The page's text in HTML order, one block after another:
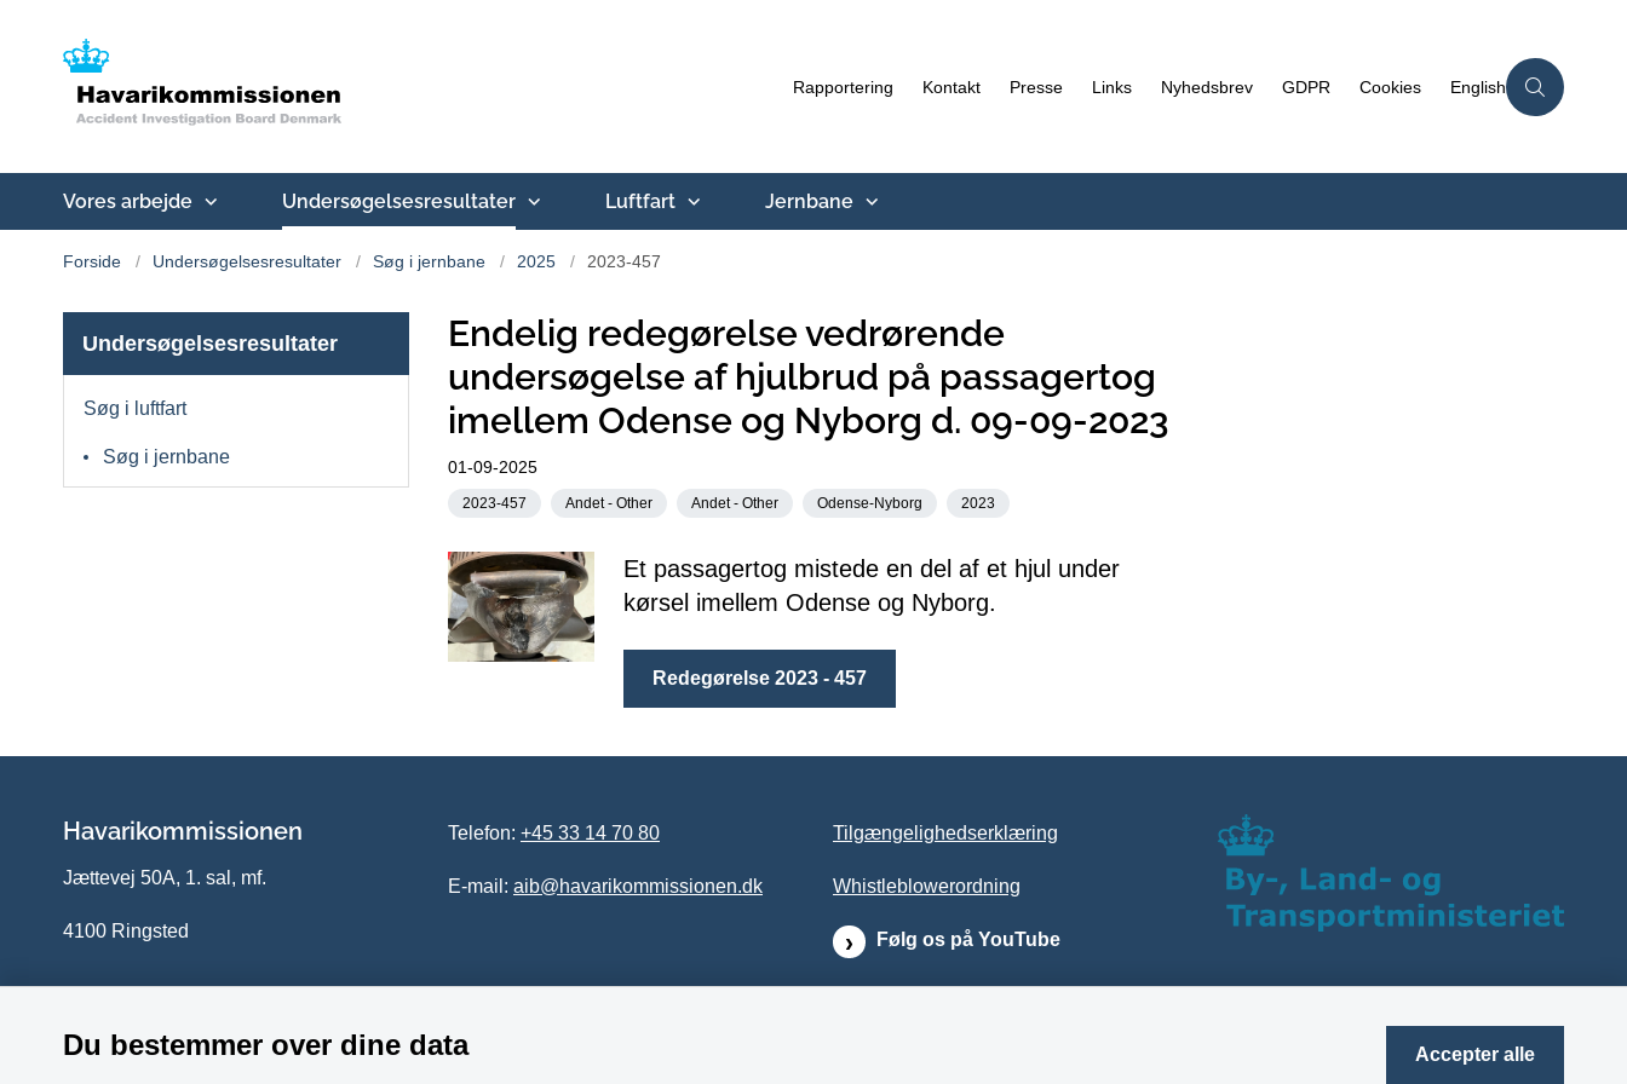
Rapportering Kontakt Presse Links Nyhedsbrev GDPR Cookies English
Vores arbejde Undersøgelsesresultater Luftfart Jernbane
Forside Undersøgelsesresultater Søg i jernbane 2025 2023-457
Undersøgelsesresultater
Søg i luftfart
Søg i jernbane
Endelig redegørelse vedrørende
undersøgelse af hjulbrud på passagertog
imellem Odense og Nyborg d. 09-09-2023
01-09-2025
2023-457 Andet - Other Andet - Other Odense-Nyborg 2023
Et passagertog mistede en del af et hjul under
kørsel imellem Odense og Nyborg.
Redegørelse 2023 - 457
Havarikommissionen
Jættevej 50A, 1. sal, mf.
4100 Ringsted
Telefon: +45 33 14 70 80
E-mail: aib@havarikommissionen.dk
Tilgængelighedserklæring
Whistleblowerordning
Følg os på YouTube
Du bestemmer over dine data Accepter alle